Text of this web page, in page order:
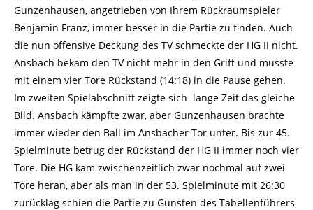
Gunzenhausen, angetrieben von Ihrem Rückraumspieler
Benjamin Franz, immer besser in die Partie zu finden. Auch
die nun offensive Deckung des TV schmeckte der HG II nicht.
Ansbach bekam den TV nicht mehr in den Griff und musste
mit einem vier Tore Rückstand (14:18) in die Pause gehen.
Im zweiten Spielabschnitt zeigte sich lange Zeit das gleiche
Bild. Ansbach kämpfte zwar, aber Gunzenhausen brachte
immer wieder den Ball im Ansbacher Tor unter. Bis zur 45.
Spielminute betrug der Rückstand der HG II immer noch vier
Tore. Die HG kam zwischenzeitlich zwar nochmal auf zwei
Tore heran, aber als man in der 53. Spielminute mit 26:30
zurücklag schien die Partie zu Gunsten des Tabellenführers